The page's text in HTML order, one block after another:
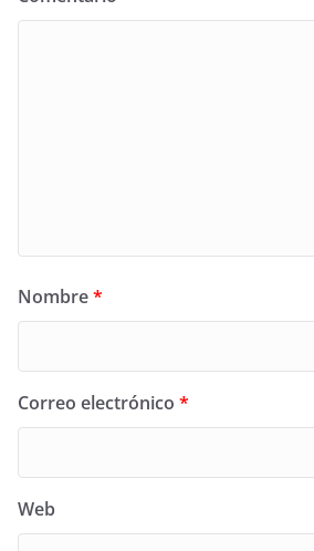
Nombre*
Correo electrónico *
Web